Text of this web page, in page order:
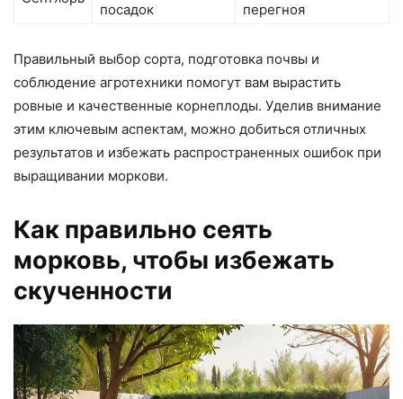
посадок
перегноя
Правильный выбор сорта, подготовка почвы и
соблюдение агротехники помогут вам вырастить
ровные и качественные корнеплоды. Уделив внимание
этим ключевым аспектам, можно добиться отличных
результатов и избежать распространенных ошибок при
выращивании моркови.
Как правильно сеять
морковь, чтобы избежать
скученности